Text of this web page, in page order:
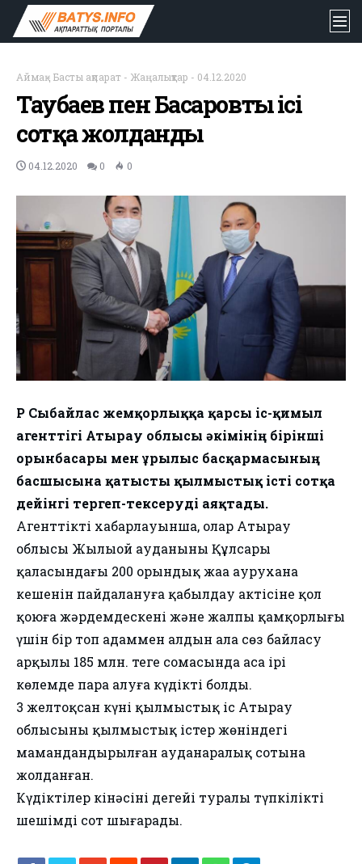
Аймақ- Басты ақпарат - Жаңалықтар - 04.12.2020
Таубаев пен Басаровтың ісі
сотқа жолданды
04.12.2020 0 0
ҚР Сыбайлас жемқорлыққа қарсы іс-қимыл
агенттігі Атырау облысы әкімінің бірінші
орынбасары мен Құрылыс басқармасының
басшысына қатысты қылмыстық істі сотқа
дейінгі тергеп-тексеруді аяқтады.
Агенттіктің хабарлауынша, олар Атырау
облысы Жылыой ауданының Құлсары
қаласындағы 200 орындық жаңа аурухана
кешенін пайдалануға қабылдау актісіне қол
қоюға жәрдемдескені және жалпы қамқорлығы
үшін бір топ адаммен алдын ала сөз байласу
арқылы 185 млн. теңге сомасында аса ірі
көлемде пара алуға күдікті болды.
3 желтоқсан күні қылмыстық іс Атырау
облысының қылмыстық істер жөніндегі
мамандандырылған ауданаралық сотына
жолданған.
Күдіктілер кінәсінің деңгейі туралы түпкілікті
шешімді сот шығарады.